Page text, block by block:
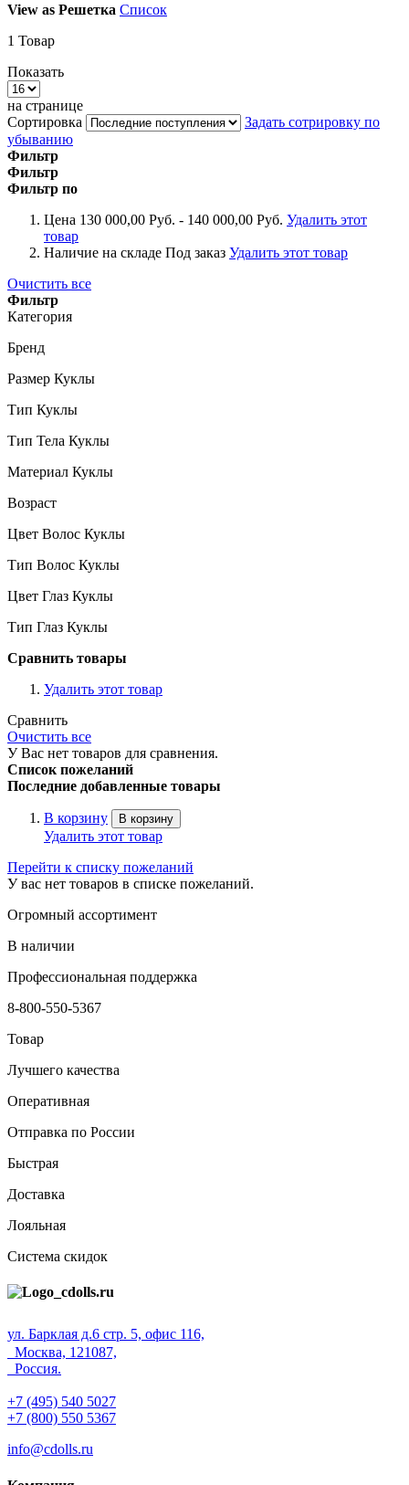
View as Решетка Список
1 Товар
Показать
на странице
Сортировка
Задать сотрировку по
убыванию
Фильтр
Фильтр
Фильтр по
Цена 130 000,00 Руб. - 140 000,00 Руб. Удалить этот
товар
Наличие на складе Под заказ Удалить этот товар
Очистить все
Фильтр
Категория
Бренд
Размер Куклы
Тип Куклы
Тип Тела Куклы
Материал Куклы
Возраст
Цвет Волос Куклы
Тип Волос Куклы
Цвет Глаз Куклы
Тип Глаз Куклы
Сравнить товары
Удалить этот товар
Сравнить
Очистить все
У Вас нет товаров для сравнения.
Список пожеланий
Последние добавленные товары
В корзину В корзину
Удалить этот товар
Перейти к списку пожеланий
У вас нет товаров в списке пожеланий.
Огромный ассортимент
В наличии
Профессиональная поддержка
8-800-550-5367
Товар
Лучшего качества
Оперативная
Отправка по России
Быстрая
Доставка
Лояльная
Система скидок
ул. Барклая д.6 стр. 5, офис 116,
Москва, 121087,
Россия.
+7 (495) 540 5027
+7 (800) 550 5367
info@cdolls.ru